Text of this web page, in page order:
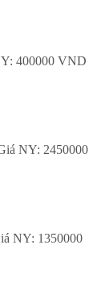
400000 VND
NY: 2450000
NY: 1350000